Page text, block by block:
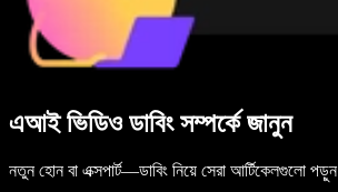
এআই ভিডিও ডাবিং সম্পর্কে জানুন
নতুন হোন বা এক্সপার্ট—ডাবিং নিয়ে সেরা আর্টিকেলগুলো পড়ুন